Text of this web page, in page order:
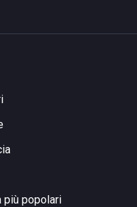
più popolari